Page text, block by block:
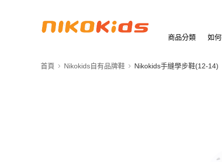
商品分類 如
首頁 Nikokids自有品牌鞋 Nikokids手縫學步鞋(12-14)